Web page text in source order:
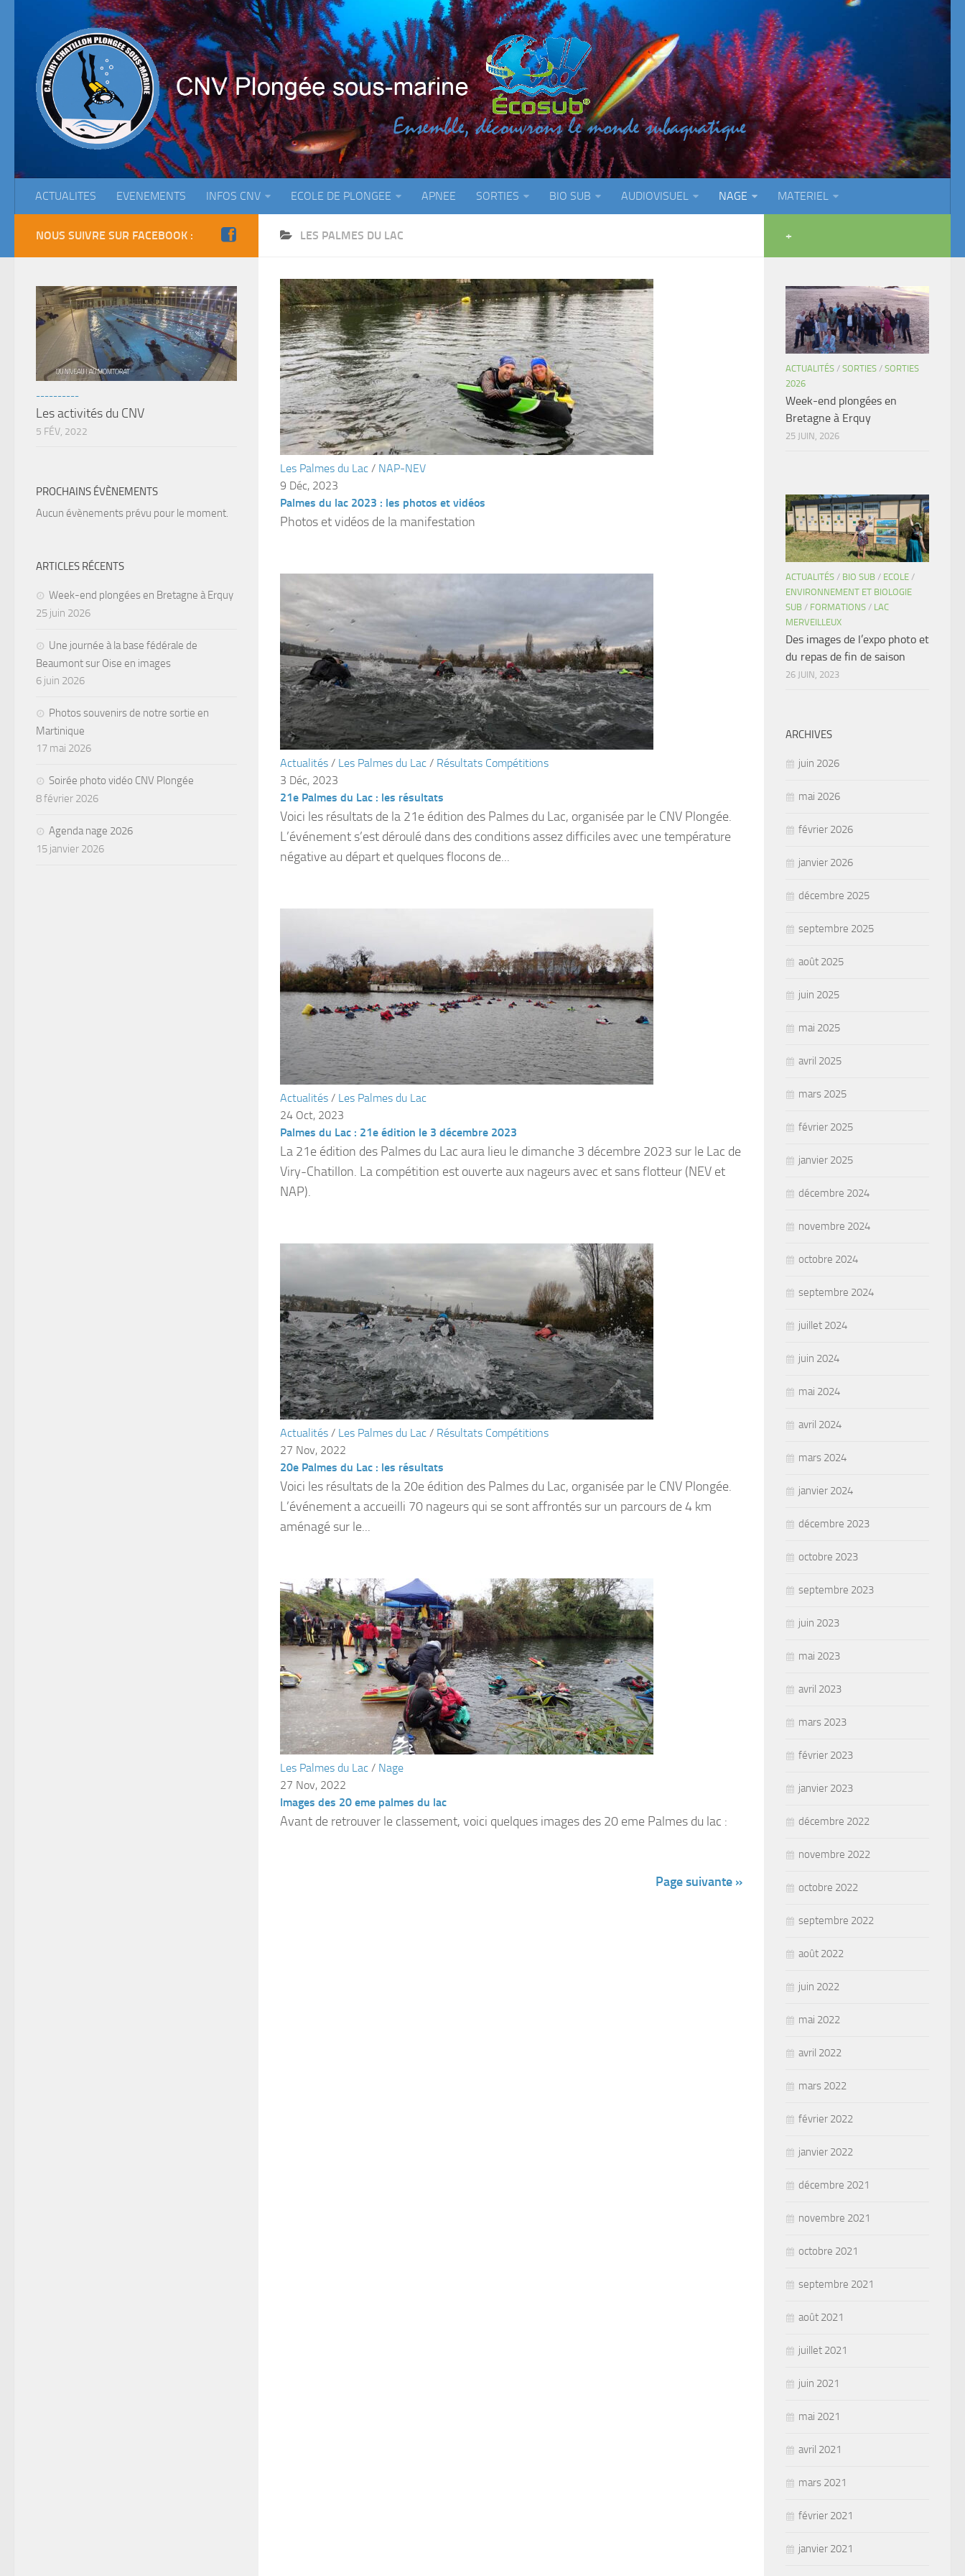
ACTUALITES EVENEMENTS INFOS CNV ECOLE DE PLONGEE APNEE SORTIES BIO SUB AUDIOVISUEL NAGE MATERIEL
LES PALMES DU LAC
Les Palmes du Lac / NAP-NEV
9 Déc, 2023
Palmes du lac 2023 : les photos et vidéos
Photos et vidéos de la manifestation
Actualités / Les Palmes du Lac / Résultats Compétitions
3 Déc, 2023
21e Palmes du Lac : les résultats
Voici les résultats de la 21e édition des Palmes du Lac, organisée par le CNV Plongée.
L’événement s’est déroulé dans des conditions assez difficiles avec une température
négative au départ et quelques flocons de...
Actualités / Les Palmes du Lac
24 Oct, 2023
Palmes du Lac : 21e édition le 3 décembre 2023
La 21e édition des Palmes du Lac aura lieu le dimanche 3 décembre 2023 sur le Lac de
Viry-Chatillon. La compétition est ouverte aux nageurs avec et sans flotteur (NEV et
NAP).
Actualités / Les Palmes du Lac / Résultats Compétitions
27 Nov, 2022
20e Palmes du Lac : les résultats
Voici les résultats de la 20e édition des Palmes du Lac, organisée par le CNV Plongée.
L’événement a accueilli 70 nageurs qui se sont affrontés sur un parcours de 4 km
aménagé sur le...
Les Palmes du Lac / Nage
27 Nov, 2022
Images des 20 eme palmes du lac
Avant de retrouver le classement, voici quelques images des 20 eme Palmes du lac :
Page suivante »
NOUS SUIVRE SUR FACEBOOK :
----------
Les activités du CNV
5 FÉV, 2022
PROCHAINS ÉVÈNEMENTS
Aucun évènements prévu pour le moment.
ARTICLES RÉCENTS
Week-end plongées en Bretagne à Erquy
25 juin 2026
Une journée à la base fédérale de
Beaumont sur Oise en images
6 juin 2026
Photos souvenirs de notre sortie en
Martinique
17 mai 2026
Soirée photo vidéo CNV Plongée
8 février 2026
Agenda nage 2026
15 janvier 2026
+
ACTUALITÉS / SORTIES / SORTIES
2026
Week-end plongées en
Bretagne à Erquy
25 JUIN, 2026
ACTUALITÉS / BIO SUB / ECOLE /
ENVIRONNEMENT ET BIOLOGIE
SUB / FORMATIONS / LAC
MERVEILLEUX
Des images de l’expo photo et
du repas de fin de saison
26 JUIN, 2023
ARCHIVES
juin 2026
mai 2026
février 2026
janvier 2026
décembre 2025
septembre 2025
août 2025
juin 2025
mai 2025
avril 2025
mars 2025
février 2025
janvier 2025
décembre 2024
novembre 2024
octobre 2024
septembre 2024
juillet 2024
juin 2024
mai 2024
avril 2024
mars 2024
janvier 2024
décembre 2023
octobre 2023
septembre 2023
juin 2023
mai 2023
avril 2023
mars 2023
février 2023
janvier 2023
décembre 2022
novembre 2022
octobre 2022
septembre 2022
août 2022
juin 2022
mai 2022
avril 2022
mars 2022
février 2022
janvier 2022
décembre 2021
novembre 2021
octobre 2021
septembre 2021
août 2021
juillet 2021
juin 2021
mai 2021
avril 2021
mars 2021
février 2021
janvier 2021